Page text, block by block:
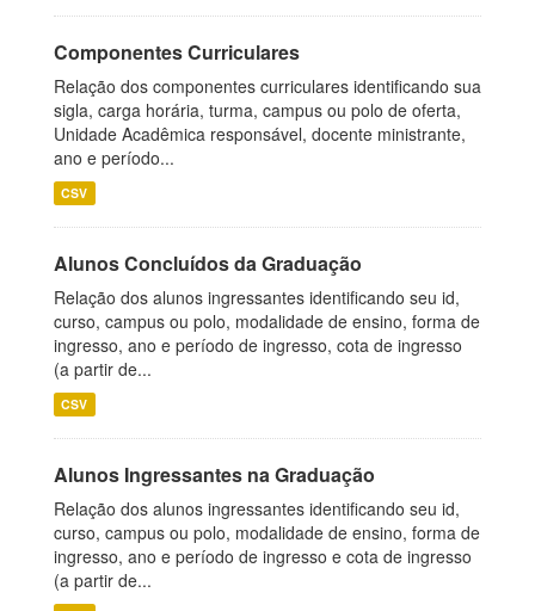
Componentes Curriculares
Relação dos componentes curriculares identificando sua
sigla, carga horária, turma, campus ou polo de oferta,
Unidade Acadêmica responsável, docente ministrante,
ano e período...
CSV
Alunos Concluídos da Graduação
Relação dos alunos ingressantes identificando seu id,
curso, campus ou polo, modalidade de ensino, forma de
ingresso, ano e período de ingresso, cota de ingresso
(a partir de...
CSV
Alunos Ingressantes na Graduação
Relação dos alunos ingressantes identificando seu id,
curso, campus ou polo, modalidade de ensino, forma de
ingresso, ano e período de ingresso e cota de ingresso
(a partir de...